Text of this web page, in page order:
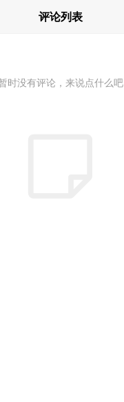
评论列表
时没有评论，来说点什么吧